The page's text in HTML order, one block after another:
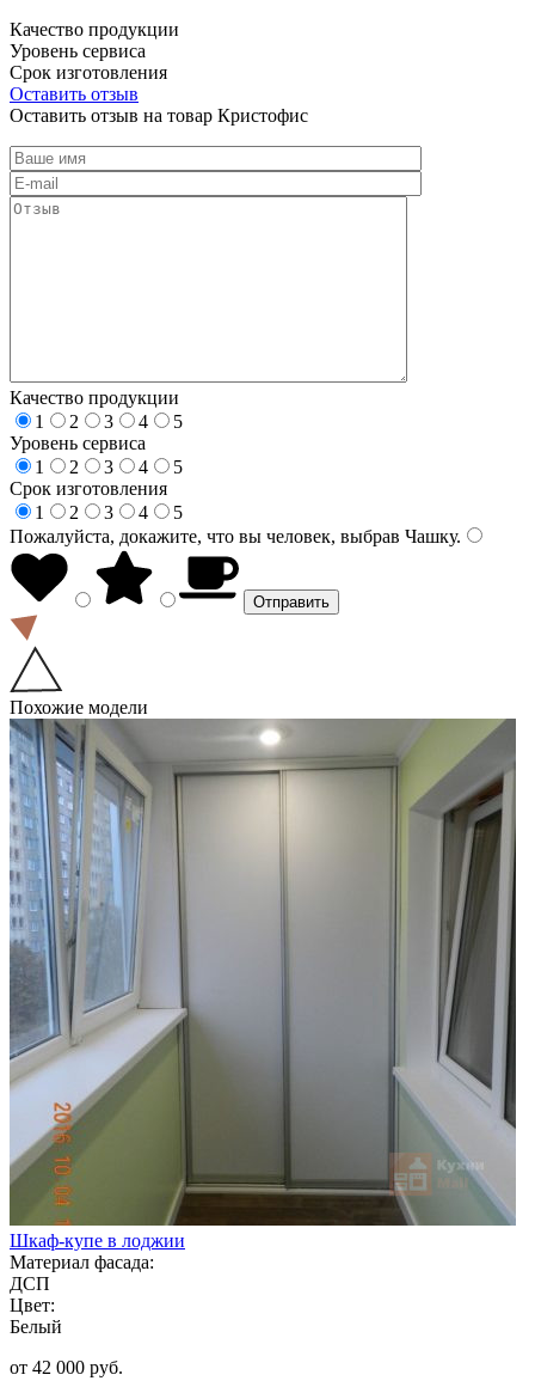
Качество продукции
Уровень сервиса
Срок изготовления
Оставить отзыв
Оставить отзыв на товар Кристофис
Качество продукции
1
2 3 4
5
Уровень сервиса
1
2 3 4
5
Срок изготовления
1
2 3 4
5
Пожалуйста, докажите, что вы человек, выбрав Чашку.
Похожие модели
Шкаф-купе в лоджии
Материал фасада:
ДСП
Цвет:
Белый
от 42 000 руб.